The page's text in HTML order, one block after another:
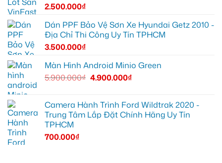
2.500.000₫
Dán PPF Bảo Vệ Sơn Xe Hyundai Getz 2010 -
Địa Chỉ Thi Công Uy Tín TPHCM
3.500.000₫
Màn Hình Android Minio Green
5.900.000₫ 4.900.000₫
Camera Hành Trình Ford Wildtrak 2020 -
Trung Tâm Lắp Đặt Chính Hãng Uy Tín
TPHCM
700.000₫